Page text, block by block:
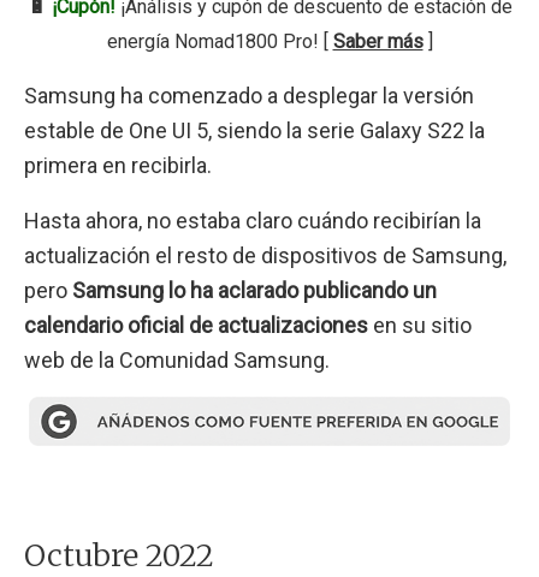
🔋 ¡Cupón! ¡Análisis y cupón de descuento de estación de
energía Nomad1800 Pro! [ Saber más]
Samsung ha comenzado a desplegar la versión
estable de One UI 5, siendo la serie Galaxy S22 la
primera en recibirla.
Hasta ahora, no estaba claro cuándo recibirían la
actualización el resto de dispositivos de Samsung,
pero Samsung lo ha aclarado publicando un
calendario oficial de actualizaciones en su sitio
web de la Comunidad Samsung.
Octubre 2022